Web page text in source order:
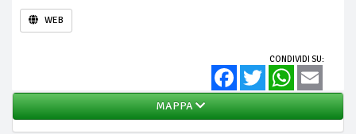
WEB
CONDIVIDI SU:
FacebookTwitter WhatsApp
MAPPA